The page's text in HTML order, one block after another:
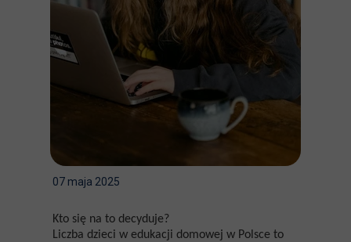
07 maja 2025
Kto się na to decyduje?
Liczba dzieci w edukacji domowej w Polsce to